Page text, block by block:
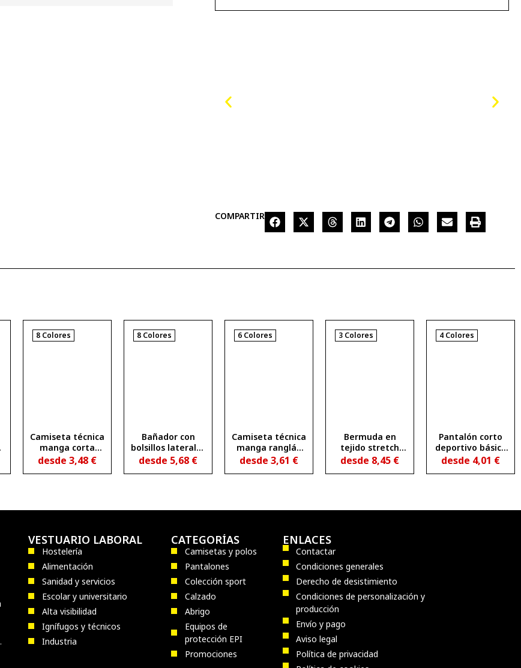
COMPARTIR
8 Colores
Camiseta técnica
manga corta
entallada
transpirable
desde 3,48 €
8 Colores
Bañador con
bolsillos laterales
AQUA
desde 5,68 €
6 Colores
Camiseta técnica
manga ranglán
transpirable
MONTECARLO L/S
desde 3,61 €
3 Colores
Bermuda en
tejido stretch
RINGO
desde 8,45 €
4 Colores
Pantalón corto
deportivo básico
punto liso SPORT
desde 4,01 €
VESTUARIO LABORAL
Hostelería
Alimentación
Sanidad y servicios
Escolar y universitario
Alta visibilidad
Ignífugos y técnicos
Industria
CATEGORÍAS
Camisetas y polos
Pantalones
Colección sport
Calzado
Abrigo
Equipos de
protección EPI
Promociones
ENLACES
Contactar
Condiciones generales
Derecho de desistimiento
Condiciones de personalización y
producción
Envío y pago
Aviso legal
Política de privacidad